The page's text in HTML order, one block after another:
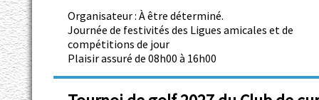
Organisateur : À être déterminé.
Journée de festivités des Ligues amicales et de
compétitions de jour
Plaisir assuré de 08h00 à 16h00